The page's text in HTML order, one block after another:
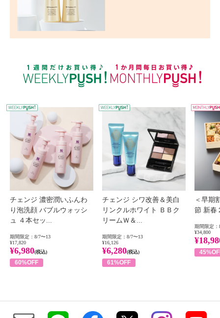
WEEKLY PUSH
チェンジ 濃密潤いふんわ
り泡洗顔 バブルウォッシ
ュ ４本セッ...
期間限定：8/7〜13
¥17,820
¥6,980(税込)
60%OFF
チェンジ シワ改善＆美白
リンクルホワイト ＢＢク
リームＷ＆...
期間限定：8/7〜13
¥16,126
¥6,280(税込)
61%OFF
＜早期
節 新春
期間限定：
¥34,800